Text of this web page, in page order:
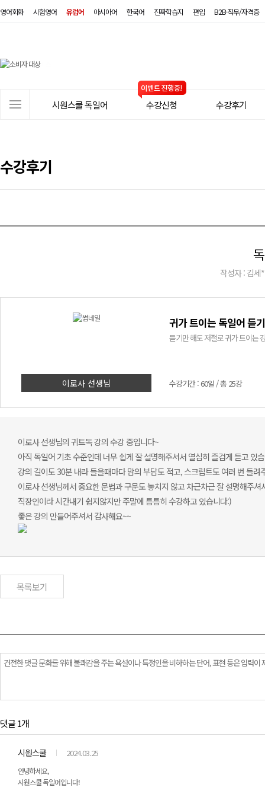
영어회화 시험영어 유럽어 아시아어 한국어 진짜학습지 편입 B2B·직무/자격증
뉴
시원스쿨 독일어 수강신청 수강후기
수강후기
작성자 : 김세*
이로사 선생님
귀가 트이는 독일어 듣
듣기만 해도 저절로 귀가 트이는
수강기간 : 60일 / 총 25강
이로사 선생님의 귀트독 강의 수강 중입니다~
아직 독일어 기초 수준인데 너무 쉽게 잘 설명해주셔서 열심히 즐겁게 듣고 있
강의 길이도 30분 내라 들을때마다 맘의 부담도 적고, 스크립트도 여러 번 들려
이로사 선생님께서 중요한 문법과 구문도 놓치지 않고 차근차근 잘 설명해주
직장인이라 시간내기 쉽지않지만 주말에 틈틈히 수강하고 있습니다:)
좋은 강의 만들어주셔서 감사해요~~
목록보기
댓글 1개
시원스쿨 2024.03.25
안녕하세요,
시원스쿨 독일어입니다!